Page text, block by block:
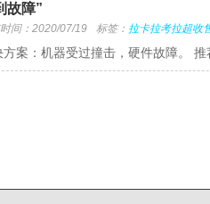
故障”
间：2020/07/19 标签： 拉卡拉考拉超收
方案：机器受过撞击，硬件故障。